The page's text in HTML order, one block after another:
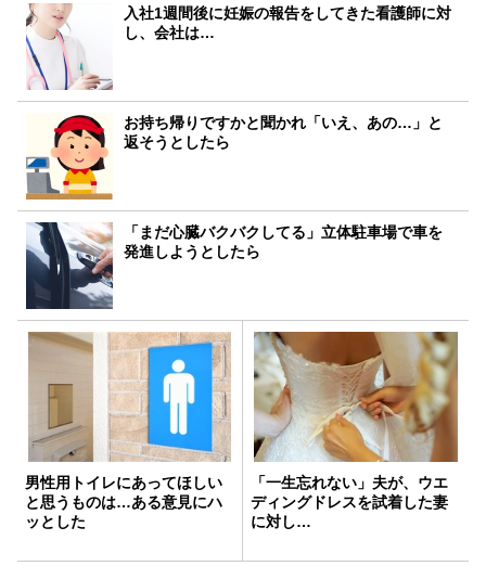
入社1週間後に妊娠の報告をしてきた看護師に対
し、会社は…
お持ち帰りですかと聞かれ「いえ、あの…」と
返そうとしたら
「まだ心臓バクバクしてる」立体駐車場で車を
発進しようとしたら
男性用トイレにあってほしい
と思うものは…ある意見にハ
ッとした
「一生忘れない」夫が、ウエ
ディングドレスを試着した妻
に対し…